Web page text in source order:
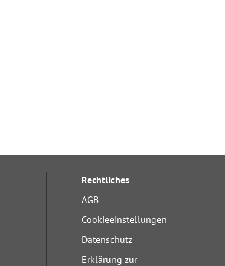
Rechtliches
AGB
Cookieeinstellungen
Datenschutz
Erklärung zur